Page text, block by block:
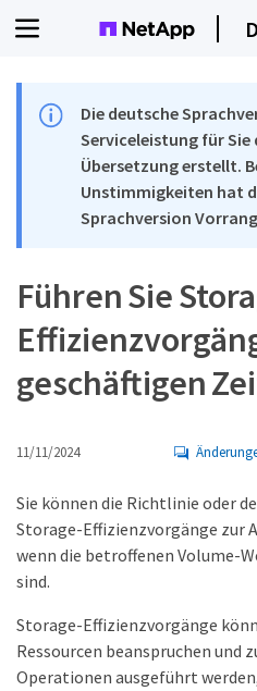
Die deutsche
Serviceleistung für
Übersetzung erstellt.
Unstimmigkeiten hat
Sprachversion
Führen Sie
geschäftigen
11/11/2024
Sie können die Richtlinie oder
Storage-Effizienzvorgänge zur
wenn die betroffenen Volume-
sind.
Storage-Effizienzvorgänge
Ressourcen beanspruchen und
Operationen ausgeführt